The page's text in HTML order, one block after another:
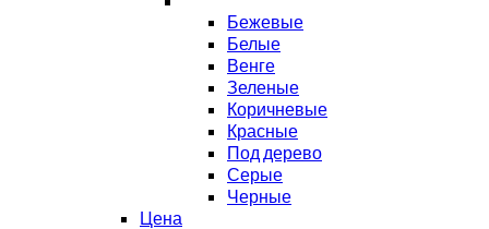
Бежевые
Белые
Венге
Зеленые
Коричневые
Красные
Под дерево
Серые
Черные
Цена